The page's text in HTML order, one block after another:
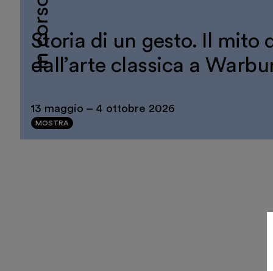
In corso
Storia di un gesto. Il mito
dall’arte classica a
13 maggio – 4 ottobre 2026
MOSTRA
Salvatore Settis